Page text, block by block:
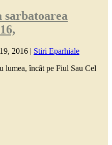
sarbatoarea
2016 | Stiri Eparhiale
lumea, încât pe Fiul Sau Cel